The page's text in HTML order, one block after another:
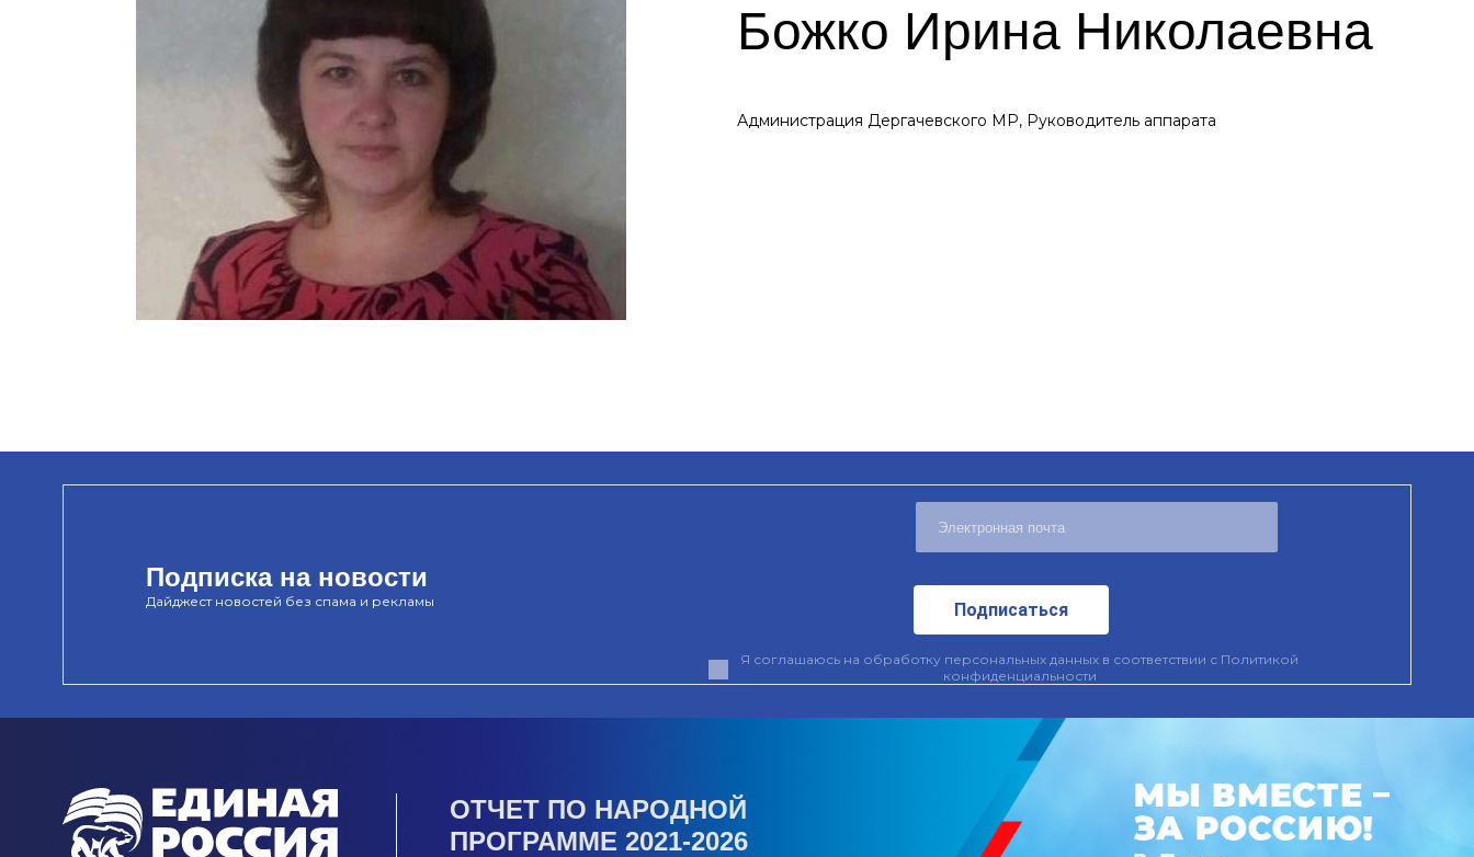
Божко Ирина Николаевна
Администрация Дергачевского МР, Руководитель аппарата
Подписка на новости
Дайджест новостей без спама и рекламы Подписаться
Я соглашаюсь на обработку персональных данных в соответствии с Политикой
конфиденциальности
ОТЧЕТ ПО НАРОДНОЙ
ПРОГРАММЕ 2021-2026